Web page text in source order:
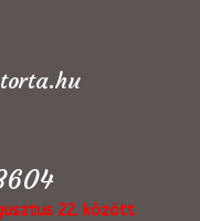
22. között